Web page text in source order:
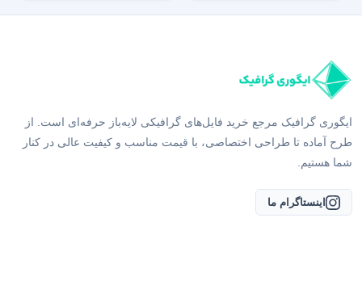
ایگوری گرافیک مرجع خرید فایل‌های گرافیکی لایه‌باز حرفه‌ای است. از
طرح آماده تا طراحی اختصاصی، با قیمت مناسب و کیفیت عالی در کنار
شما هستیم.
اینستاگرام ما